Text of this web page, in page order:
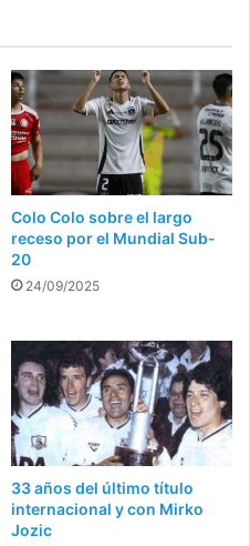
Colo Colo sobre el largo
receso por el Mundial Sub-
20
24/09/2025
33 años del último título
internacional y con Mirko
Jozic